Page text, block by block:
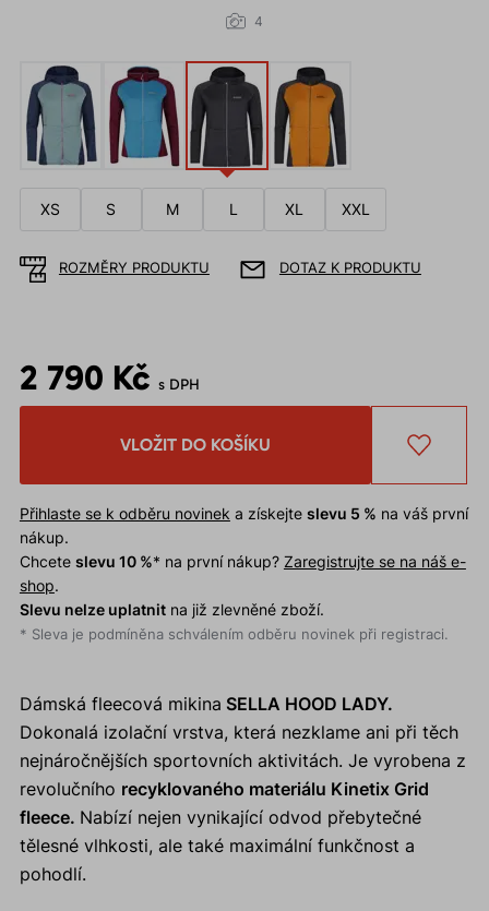
4
XS S M L XL XXL
ROZMĚRY PRODUKTU DOTAZ K PRODUKTU
2 790 Kč s DPH
VLOŽIT DO KOŠÍKU
Přihlaste se k odběru novinek a získejte slevu 5 % na váš první
nákup.
Chcete slevu 10 %* na první nákup? Zaregistrujte se na náš e-
shop.
Slevu nelze uplatnitna již zlevněné zboží.
* Sleva je podmíněna schválením odběru novinek při registraci.
Dámská fleecová mikina SELLA HOOD LADY.
Dokonalá izolační vrstva, která nezklame ani při těch
nejnáročnějších sportovních aktivitách. Je vyrobena z
revolučního recyklovaného materiálu Kinetix Grid
fleece. Nabízí nejen vynikající odvod přebytečné
tělesné vlhkosti, ale také maximální funkčnost a
pohodlí.